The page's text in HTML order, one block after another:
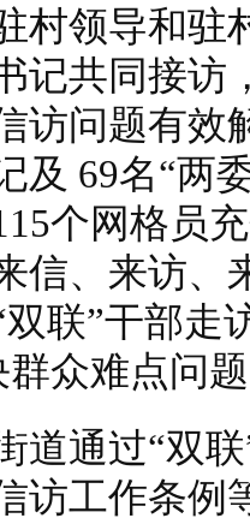
村领导和驻
记共同接访
访问题有效
及 69名“两
个网格员
信、来访、
联”干部走
众难点问
通过“双联
访工作条例